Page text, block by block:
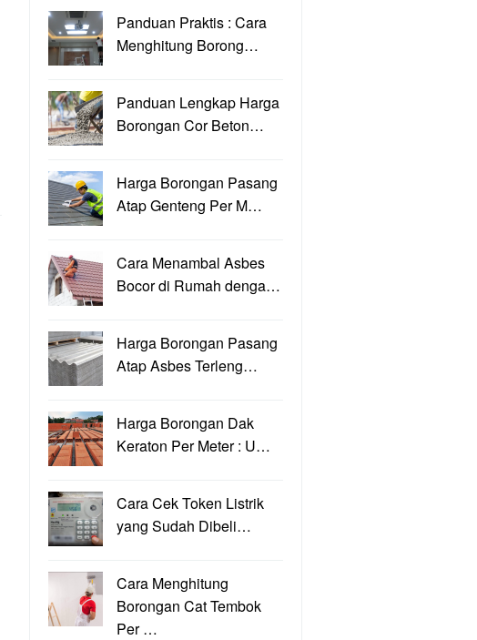
Panduan Praktis : Cara
Menghitung Borong…
Panduan Lengkap Harga
Borongan Cor Beton…
Harga Borongan Pasang
Atap Genteng Per M…
Cara Menambal Asbes
Bocor di Rumah denga…
Harga Borongan Pasang
Atap Asbes Terleng…
Harga Borongan Dak
Keraton Per Meter : U…
Cara Cek Token Listrik
yang Sudah Dibeli…
Cara Menghitung
Borongan Cat Tembok
Per …